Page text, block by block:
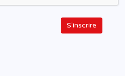
S'inscrire